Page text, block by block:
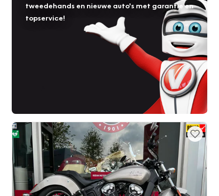
tweedehands en nieuwe auto's met garantie en
topservice!